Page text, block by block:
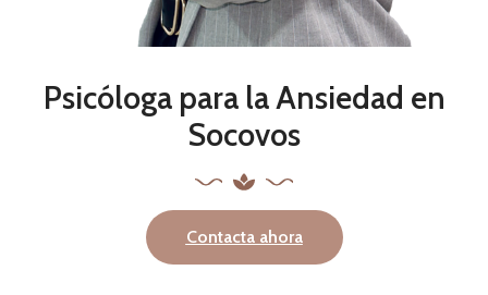
Psicóloga para la Ansiedad en
Socovos
Contacta ahora